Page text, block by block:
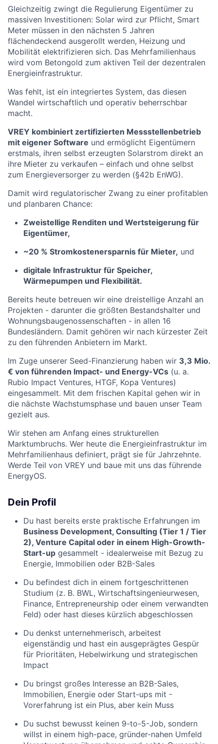
Gleichzeitig zwingt die Regulierung Eigentümer zu
massiven Investitionen: Solar wird zur Pflicht, Smart
Meter müssen in den nächsten 5 Jahren
flächendeckend ausgerollt werden, Heizung und
Mobilität elektrifizieren sich. Das Mehrfamilienhaus
wird vom Betongold zum aktiven Teil der dezentralen
Energieinfrastruktur.
Was fehlt, ist ein integriertes System, das diesen
Wandel wirtschaftlich und operativ beherrschbar
macht.
VREY kombiniert zertifizierten Messstellenbetrieb
mit eigener Software und ermöglicht Eigentümern
erstmals, ihren selbst erzeugten Solarstrom direkt an
ihre Mieter zu verkaufen – einfach und ohne selbst
zum Energieversorger zu werden (§42b EnWG).
Damit wird regulatorischer Zwang zu einer profitablen
und planbaren Chance:
Zweistellige Renditen und Wertsteigerung für
Eigentümer,
~20 % Stromkostenersparnis für Mieter, und
digitale Infrastruktur für Speicher,
Wärmepumpen und Flexibilität.
Bereits heute betreuen wir eine dreistellige Anzahl an
Projekten - darunter die größten Bestandshalter und
Wohnungsbaugenossenschaften - in allen 16
Bundesländern. Damit gehören wir nach kürzester Zeit
zu den führenden Anbietern im Markt.
Im Zuge unserer Seed-Finanzierung haben wir 3,3 Mio.
€ von führenden Impact- und Energy-VCs (u. a.
Rubio Impact Ventures, HTGF, Kopa Ventures)
eingesammelt. Mit dem frischen Kapital gehen wir in
die nächste Wachstumsphase und bauen unser Team
gezielt aus.
Wir stehen am Anfang eines strukturellen
Marktumbruchs. Wer heute die Energieinfrastruktur im
Mehrfamilienhaus definiert, prägt sie für Jahrzehnte.
Werde Teil von VREY und baue mit uns das führende
EnergyOS.
Dein Profil
Du hast bereits erste praktische Erfahrungen im
Business Development, Consulting (Tier 1 / Tier
2), Venture Capital oder in einem High-Growth-
Start-up gesammelt - idealerweise mit Bezug zu
Energie, Immobilien oder B2B-Sales
Du befindest dich in einem fortgeschrittenen
Studium (z. B. BWL, Wirtschaftsingenieurwesen,
Finance, Entrepreneurship oder einem verwandten
Feld) oder hast dieses kürzlich abgeschlossen
Du denkst unternehmerisch, arbeitest
eigenständig und hast ein ausgeprägtes Gespür
für Prioritäten, Hebelwirkung und strategischen
Impact
Du bringst großes Interesse an B2B-Sales,
Immobilien, Energie oder Start-ups mit -
Vorerfahrung ist ein Plus, aber kein Muss
Du suchst bewusst keinen 9-to-5-Job, sondern
willst in einem high-pace, gründer-nahen Umfeld